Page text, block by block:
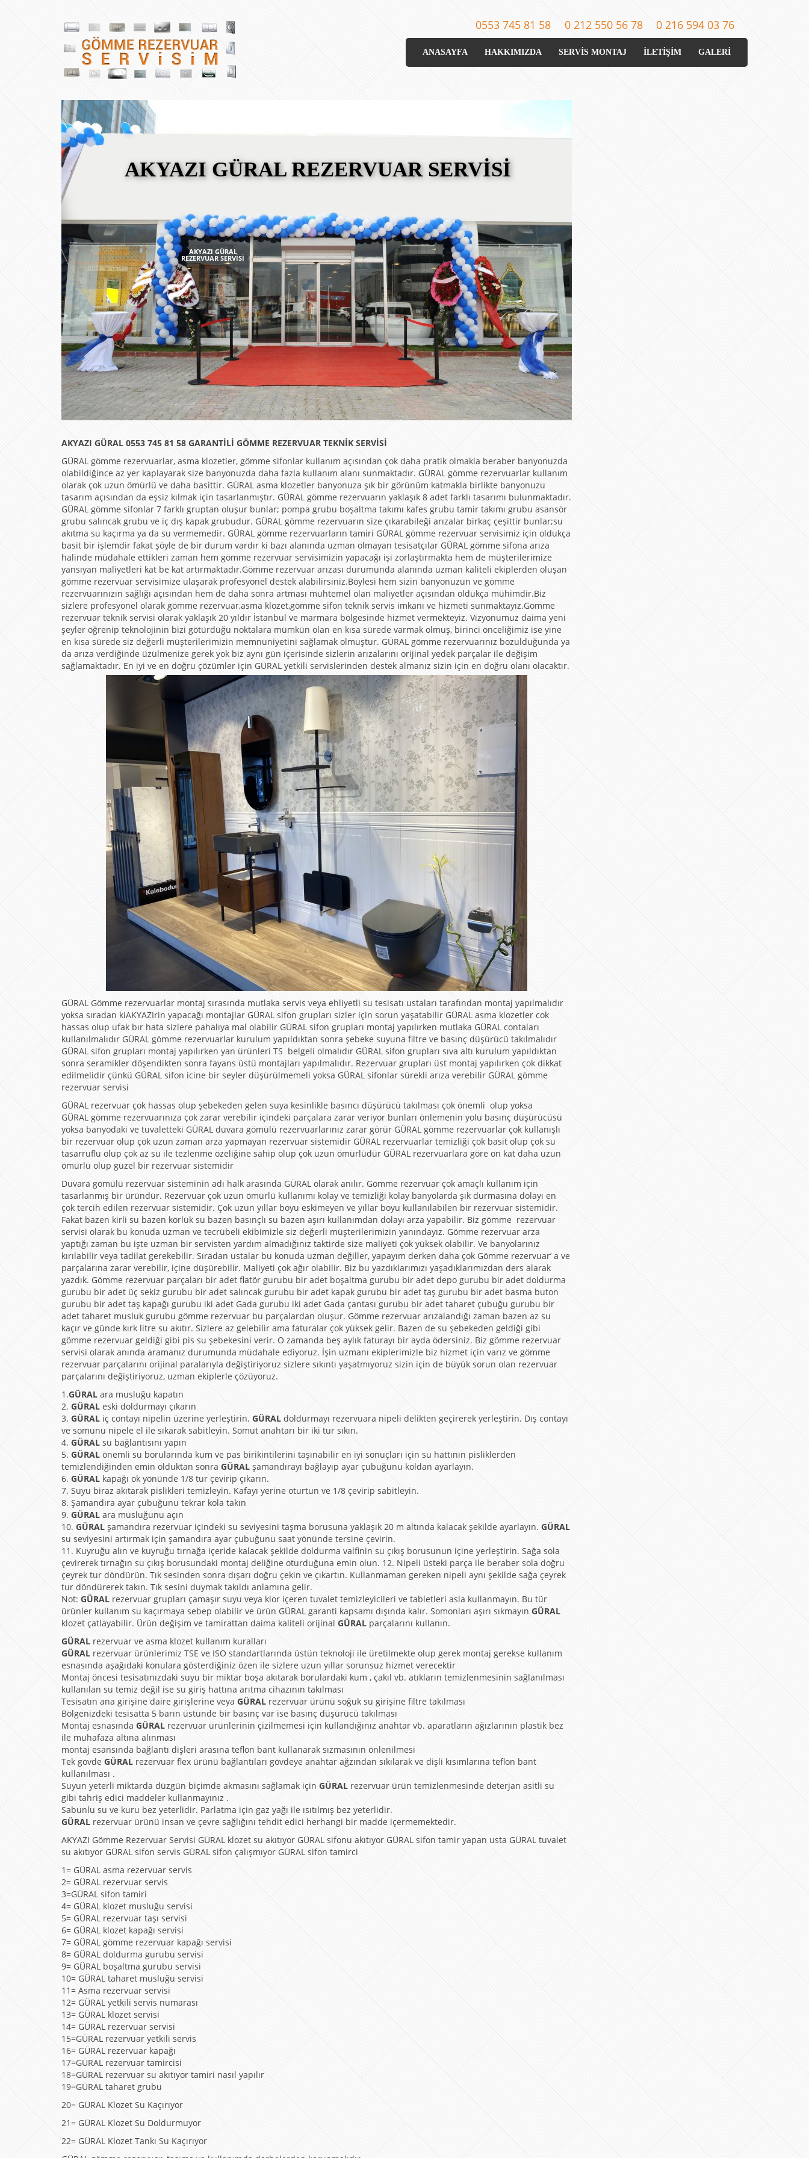
0553 745 81 58 0 212 550 56 78 0 216 594 03 76
ANASAYFA HAKKIMIZDA SERVİS MONTAJ İLETİŞİM GALERİ
AKYAZI GÜRAL REZERVUAR SERVİSİ
AKYAZI GÜRAL
REZERVUAR SERVİSİ
AKYAZI GÜRAL 0553 745 81 58 GARANTİLİ GÖMME REZERVUAR TEKNİK SERVİSİ
GÜRAL gömme rezervuarlar, asma klozetler, gömme sifonlar kullanım açısından çok daha pratik olmakla beraber banyonuzda
olabildiğince az yer kaplayarak size banyonuzda daha fazla kullanım alanı sunmaktadır. GÜRAL gömme rezervuarlar kullanım
olarak çok uzun ömürlü ve daha basittir. GÜRAL asma klozetler banyonuza şık bir görünüm katmakla birlikte banyonuzu
tasarım açısından da eşsiz kılmak için tasarlanmıştır. GÜRAL gömme rezervuarın yaklaşık 8 adet farklı tasarımı bulunmaktadır.
GÜRAL gömme sifonlar 7 farklı gruptan oluşur bunlar; pompa grubu boşaltma takımı kafes grubu tamir takımı grubu asansör
grubu salıncak grubu ve iç dış kapak grubudur. GÜRAL gömme rezervuarın size çıkarabileği arızalar birkaç çeşittir bunlar;su
akıtma su kaçırma ya da su vermemedir. GÜRAL gömme rezervuarların tamiri GÜRAL gömme rezervuar servisimiz için oldukça
basit bir işlemdir fakat şöyle de bir durum vardır ki bazı alanında uzman olmayan tesisatçılar GÜRAL gömme sifona arıza
halinde müdahale ettikleri zaman hem gömme rezervuar servisimizin yapacağı işi zorlaştırmakta hem de müşterilerimize
yansıyan maliyetleri kat be kat artırmaktadır.Gömme rezervuar arızası durumunda alanında uzman kaliteli ekiplerden oluşan
gömme rezervuar servisimize ulaşarak profesyonel destek alabilirsiniz.Böylesi hem sizin banyonuzun ve gömme
rezervuarınızın sağlığı açısından hem de daha sonra artması muhtemel olan maliyetler açısından oldukça mühimdir.Biz
sizlere profesyonel olarak gömme rezervuar,asma klozet,gömme sifon teknik servis imkanı ve hizmeti sunmaktayız.Gömme
rezervuar teknik servisi olarak yaklaşık 20 yıldır İstanbul ve marmara bölgesinde hizmet vermekteyiz. Vizyonumuz daima yeni
şeyler öğrenip teknolojinin bizi götürdüğü noktalara mümkün olan en kısa sürede varmak olmuş, birinci önceliğimiz ise yine
en kısa sürede siz değerli müşterilerimizin memnuniyetini sağlamak olmuştur. GÜRAL gömme rezervuarınız bozulduğunda ya
da arıza verdiğinde üzülmenize gerek yok biz aynı gün içerisinde sizlerin arızalarını orijinal yedek parçalar ile değişim
sağlamaktadır. En iyi ve en doğru çözümler için GÜRAL yetkili servislerinden destek almanız sizin için en doğru olanı olacaktır.
GÜRAL Gömme rezervuarlar montaj sırasında mutlaka servis veya ehliyetli su tesisatı ustaları tarafından montaj yapılmalıdır
yoksa sıradan kiAKYAZIrin yapacağı montajlar GÜRAL sifon grupları sizler için sorun yaşatabilir GÜRAL asma klozetler cok
hassas olup ufak bır hata sizlere pahalıya mal olabilir GÜRAL sifon grupları montaj yapılırken mutlaka GÜRAL contaları
kullanılmalıdır GÜRAL gömme rezervuarlar kurulum yapıldıktan sonra şebeke suyuna filtre ve basınç düşürücü takılmalıdır
GÜRAL sifon grupları montaj yapılırken yan ürünleri TS belgeli olmalıdır GÜRAL sifon grupları sıva altı kurulum yapıldıktan
sonra seramikler döşendikten sonra fayans üstü montajları yapılmalıdır. Rezervuar grupları üst montaj yapılırken çok dikkat
edilmelidir çünkü GÜRAL sifon icine bir seyler düşürülmemeli yoksa GÜRAL sifonlar sürekli arıza verebilir GÜRAL gömme
rezervuar servisi
GÜRAL rezervuar çok hassas olup şebekeden gelen suya kesinlikle basıncı düşürücü takılması çok önemli olup yoksa
GÜRAL gömme rezervuarınıza çok zarar verebilir içindeki parçalara zarar veriyor bunları önlemenin yolu basınç düşürücüsü
yoksa banyodaki ve tuvaletteki GÜRAL duvara gömülü rezervuarlarınız zarar görür GÜRAL gömme rezervuarlar çok kullanışlı
bir rezervuar olup çok uzun zaman arza yapmayan rezervuar sistemidir GÜRAL rezervuarlar temizliği çok basit olup çok su
tasarruflu olup çok az su ile tezlenme özeliğine sahip olup çok uzun ömürlüdür GÜRAL rezervuarlara göre on kat daha uzun
ömürlü olup güzel bir rezervuar sistemidir
Duvara gömülü rezervuar sisteminin adı halk arasında GÜRAL olarak anılır. Gömme rezervuar çok amaçlı kullanım için
tasarlanmış bir üründür. Rezervuar çok uzun ömürlü kullanımı kolay ve temizliği kolay banyolarda şık durmasına dolayı en
çok tercih edilen rezervuar sistemidir. Çok uzun yıllar boyu eskimeyen ve yıllar boyu kullanılabilen bir rezervuar sistemidir.
Fakat bazen kirli su bazen körlük su bazen basınçlı su bazen aşırı kullanımdan dolayı arza yapabilir. Biz gömme rezervuar
servisi olarak bu konuda uzman ve tecrübeli ekibimizle siz değerli müşterilerimizin yanındayız. Gömme rezervuar arza
yaptığı zaman bu işte uzman bir servisten yardım almadığınız taktirde size maliyeti çok yüksek olabilir. Ve banyolarınız
kırılabilir veya tadilat gerekebilir. Sıradan ustalar bu konuda uzman değiller, yapayım derken daha çok Gömme rezervuar’ a ve
parçalarına zarar verebilir, içine düşürebilir. Maliyeti çok ağır olabilir. Biz bu yazdıklarımızı yaşadıklarımızdan ders alarak
yazdık. Gömme rezervuar parçaları bir adet flatör gurubu bir adet boşaltma gurubu bir adet depo gurubu bir adet doldurma
gurubu bir adet üç sekiz gurubu bir adet salıncak gurubu bir adet kapak gurubu bir adet taş gurubu bir adet basma buton
gurubu bir adet taş kapağı gurubu iki adet Gada gurubu iki adet Gada çantası gurubu bir adet taharet çubuğu gurubu bir
adet taharet musluk gurubu gömme rezervuar bu parçalardan oluşur. Gömme rezervuar arızalandığı zaman bazen az su
kaçır ve günde kırk litre su akıtır. Sizlere az gelebilir ama faturalar çok yüksek gelir. Bazen de su şebekeden geldiği gibi
gömme rezervuar geldiği gibi pis su şebekesini verir. O zamanda beş aylık faturayı bir ayda ödersiniz. Biz gömme rezervuar
servisi olarak anında aramanız durumunda müdahale ediyoruz. İşin uzmanı ekiplerimizle biz hizmet için varız ve gömme
rezervuar parçalarını orijinal paralarıyla değiştiriyoruz sizlere sıkıntı yaşatmıyoruz sizin için de büyük sorun olan rezervuar
parçalarını değiştiriyoruz, uzman ekiplerle çözüyoruz.
1.GÜRAL ara musluğu kapatın
2. GÜRAL eski doldurmayı çıkarın
3. GÜRAL iç contayı nipelin üzerine yerleştirin. GÜRAL doldurmayı rezervuara nipeli delikten geçirerek yerleştirin. Dış contayı
ve somunu nipele el ile sıkarak sabitleyin. Somut anahtarı bir iki tur sıkın.
4. GÜRAL su bağlantısını yapın
5. GÜRAL önemli su borularında kum ve pas birikintilerini taşınabilir en iyi sonuçları için su hattının pisliklerden
temizlendiğinden emin olduktan sonra GÜRAL şamandırayı bağlayıp ayar çubuğunu koldan ayarlayın.
6. GÜRAL kapağı ok yönünde 1/8 tur çevirip çıkarın.
7. Suyu biraz akıtarak pislikleri temizleyin. Kafayı yerine oturtun ve 1/8 çevirip sabitleyin.
8. Şamandıra ayar çubuğunu tekrar kola takın
9. GÜRAL ara musluğunu açın
10. GÜRAL şamandıra rezervuar içindeki su seviyesini taşma borusuna yaklaşık 20 m altında kalacak şekilde ayarlayın. GÜRAL
su seviyesini artırmak için şamandıra ayar çubuğunu saat yönünde tersine çevirin.
11. Kuyruğu alın ve kuyruğu tırnağa içeride kalacak şekilde doldurma valfinin su çıkış borusunun içine yerleştirin. Sağa sola
çevirerek tırnağın su çıkış borusundaki montaj deliğine oturduğuna emin olun. 12. Nipeli üsteki parça ile beraber sola doğru
çeyrek tur döndürün. Tık sesinden sonra dışarı doğru çekin ve çıkartın. Kullanmaman gereken nipeli aynı şekilde sağa çeyrek
tur döndürerek takın. Tık sesini duymak takıldı anlamına gelir.
Not: GÜRAL rezervuar grupları çamaşır suyu veya klor içeren tuvalet temizleyicileri ve tabletleri asla kullanmayın. Bu tür
ürünler kullanım su kaçırmaya sebep olabilir ve ürün GÜRAL garanti kapsamı dışında kalır. Somonları aşırı sıkmayın GÜRAL
klozet çatlayabilir. Ürün değişim ve tamirattan daima kaliteli orijinal GÜRAL parçalarını kullanın.
GÜRAL rezervuar ve asma klozet kullanım kuralları
GÜRAL rezervuar ürünlerimiz TSE ve ISO standartlarında üstün teknoloji ile üretilmekte olup gerek montaj gerekse kullanım
esnasında aşağıdaki konulara gösterdiğiniz özen ile sizlere uzun yıllar sorunsuz hizmet verecektir
Montaj öncesi tesisatınızdaki suyu bir miktar boşa akıtarak borulardaki kum , çakıl vb. atıkların temizlenmesinin sağlanılması
kullanılan su temiz değil ise su giriş hattına arıtma cihazının takılması
Tesisatın ana girişine daire girişlerine veya GÜRAL rezervuar ürünü soğuk su girişine filtre takılması
Bölgenizdeki tesisatta 5 barın üstünde bir basınç var ise basınç düşürücü takılması
Montaj esnasında GÜRAL rezervuar ürünlerinin çizilmemesi için kullandığınız anahtar vb. aparatların ağızlarının plastik bez
ile muhafaza altına alınması
montaj esansında bağlantı dişleri arasına teflon bant kullanarak sızmasının önlenilmesi
Tek gövde GÜRAL rezervuar flex ürünü bağlantıları gövdeye anahtar ağzından sıkılarak ve dişli kısımlarına teflon bant
kullanılması .
Suyun yeterli miktarda düzgün biçimde akmasını sağlamak için GÜRAL rezervuar ürün temizlenmesinde deterjan asitli su
gibi tahriş edici maddeler kullanmayınız .
Sabunlu su ve kuru bez yeterlidir. Parlatma için gaz yağı ile ısıtılmış bez yeterlidir.
GÜRAL rezervuar ürünü insan ve çevre sağlığını tehdit edici herhangi bir madde içermemektedir.
AKYAZI Gömme Rezervuar Servisi GÜRAL klozet su akıtıyor GÜRAL sifonu akıtıyor GÜRAL sifon tamir yapan usta GÜRAL tuvalet
su akıtıyor GÜRAL sifon servis GÜRAL sifon çalışmıyor GÜRAL sifon tamirci
1= GÜRAL asma rezervuar servis
2= GÜRAL rezervuar servis
3=GÜRAL sifon tamiri
4= GÜRAL klozet musluğu servisi
5= GÜRAL rezervuar taşı servisi
6= GÜRAL klozet kapağı servisi
7= GÜRAL gömme rezervuar kapağı servisi
8= GÜRAL doldurma gurubu servisi
9= GÜRAL boşaltma gurubu servisi
10= GÜRAL taharet musluğu servisi
11= Asma rezervuar servisi
12= GÜRAL yetkili servis numarası
13= GÜRAL klozet servisi
14= GÜRAL rezervuar servisi
15=GÜRAL rezervuar yetkili servis
16= GÜRAL rezervuar kapağı
17=GÜRAL rezervuar tamircisi
18=GÜRAL rezervuar su akıtıyor tamiri nasıl yapılır
19=GÜRAL taharet grubu
20= GÜRAL Klozet Su Kaçırıyor
21= GÜRAL Klozet Su Doldurmuyor
22= GÜRAL Klozet Tankı Su Kaçırıyor